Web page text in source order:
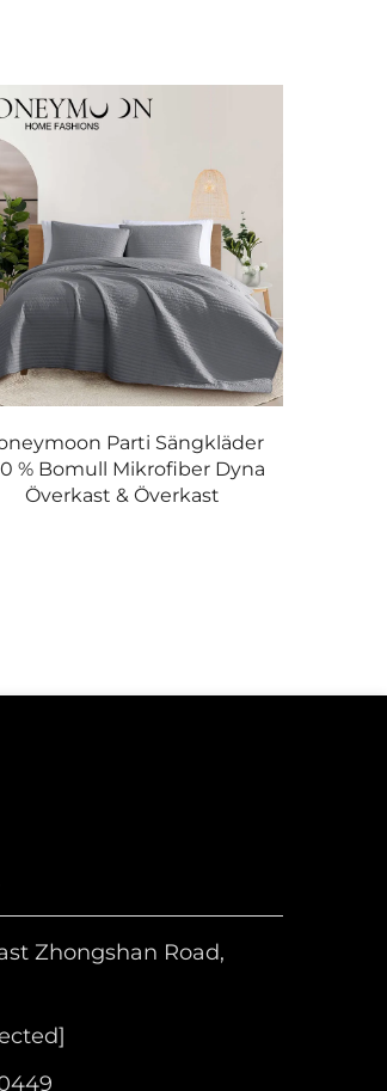
vi premium-
säkerställer HENIEMO
Parti Sängkläder
% Bomull Mikrofiber Dyna
Överkast & Överkast
Zhongshan Road,